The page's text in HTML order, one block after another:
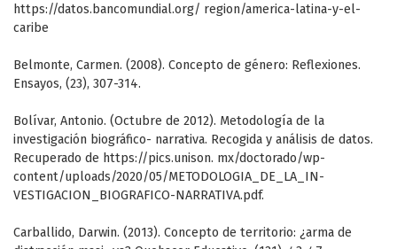
https://datos.bancomundial.org/ region/america-latina-y-el-
caribe
Belmonte, Carmen. (2008). Concepto de género: Reflexiones.
Ensayos, (23), 307-314.
Bolívar, Antonio. (Octubre de 2012). Metodología de la
investigación biográfico- narrativa. Recogida y análisis de datos.
Recuperado de https://pics.unison. mx/doctorado/wp-
content/uploads/2020/05/METODOLOGIA_DE_LA_IN-
VESTIGACION_BIOGRAFICO-NARRATIVA.pdf.
Carballido, Darwin. (2013). Concepto de territorio: ¿arma de